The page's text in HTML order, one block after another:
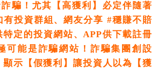
騙！尤其【高獲利】必定伴隨著
有投資群組、網友分享 #穩賺不賠
特定的投資網站、APP供下載註冊
可能是詐騙網站！詐騙集團創設
顯示【假獲利】讓投資人以為【獲